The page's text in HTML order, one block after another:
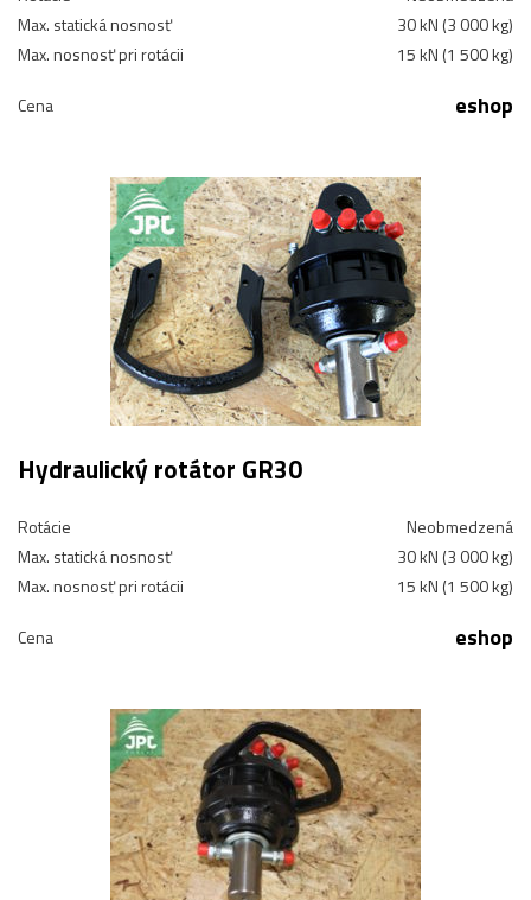
Max. statická nosnosť
30 kN (3 000 kg)
Max. nosnosť pri rotácii
15 kN (1 500 kg)
Cena eshop
Hydraulický rotátor GR30
Rotácie
Neobmedzená
Max. statická nosnosť
30 kN (3 000 kg)
Max. nosnosť pri rotácii
15 kN (1 500 kg)
Cena eshop